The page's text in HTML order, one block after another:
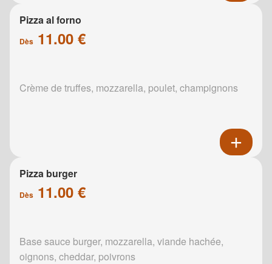
Pizza al forno
Dès 11.00 €
Crème de truffes, mozzarella, poulet, champignons
Pizza burger
Dès 11.00 €
Base sauce burger, mozzarella, viande hachée,
oignons, cheddar, poivrons